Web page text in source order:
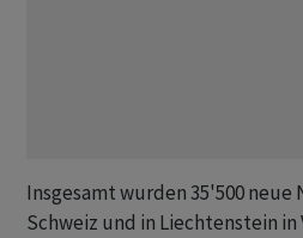
Insgesamt wurden 35'500
Schweiz und in Liechtenstein